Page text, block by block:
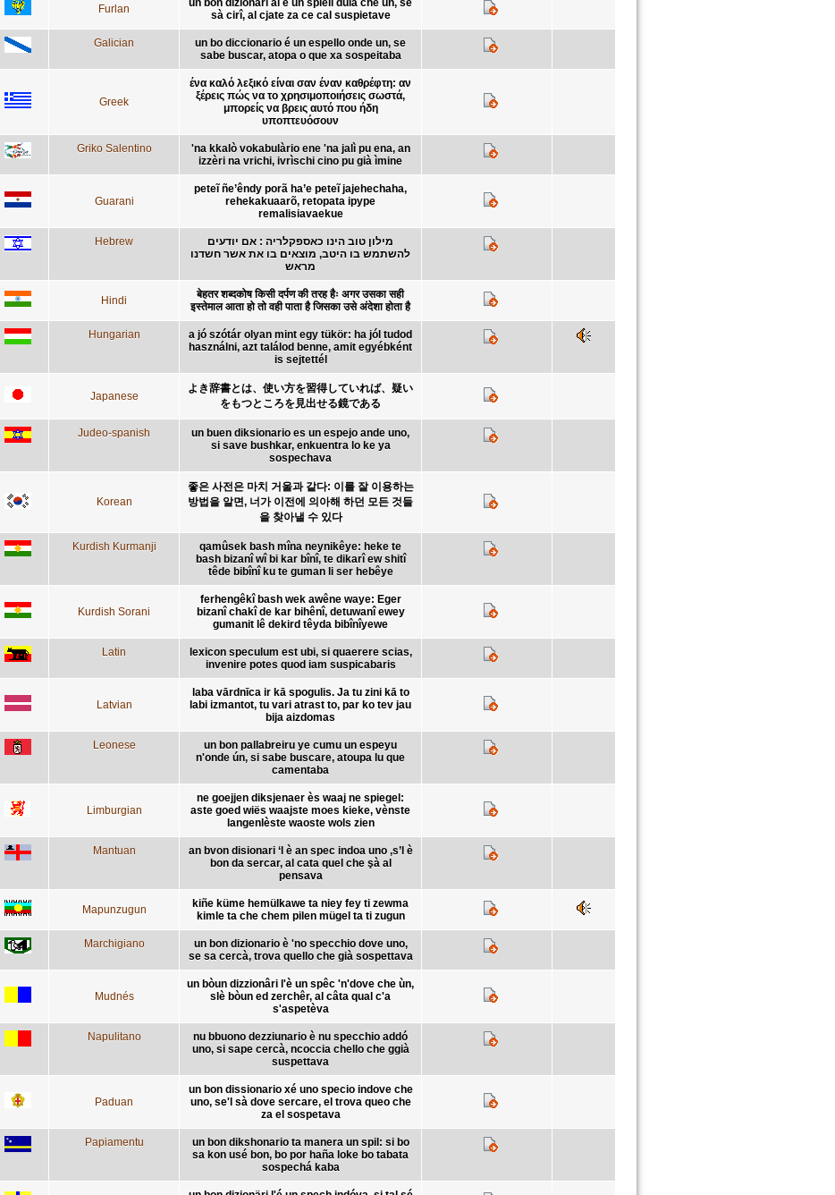
Furlan
sà cirî, al cjate za ce cal suspietave
Galician
un bo diccionario é un espello onde un, se
sabe buscar, atopa o que xa sospeitaba
Greek
ένα καλό λεξικό είναι σαν έναν καθρέφτη: αν
ξέρεις πώς να το χρησιμοποιήσεις σωστά,
μπορείς να βρεις αυτό που ήδη
υποπτευόσουν
Griko Salentino
'na kkalò vokabulàrio ene 'na jalì pu ena, an
izzèri na vrichi, ivrìschi cino pu già ìmine
Guarani
peteĩ ñe’êndy porã ha’e peteĩ jajehechaha,
rehekakuaarõ, retopata ipype
remalisiavaekue
Hebrew
מילון טוב הינו כאספקלריה : אם יודעים
להשתמש בו היטב, מוצאים בו את אשר חשדנו
מראש
Hindi
बेहतर शब्दकोष किसी दर्पण की तरह हैः अगर उसका सही
इस्तेमाल आता हो तो वही पाता है जिसका उसे अंदेशा होता है
Hungarian
a jó szótár olyan mint egy tükör: ha jól tudod
használni, azt találod benne, amit egyébként
is sejtettél
Japanese
よき辞書とは、使い方を習得していれば、疑い
をもつところを見出せる鏡である
Judeo-spanish
un buen diksionario es un espejo ande uno,
si save bushkar, enkuentra lo ke ya
sospechava
Korean
좋은 사전은 마치 거울과 같다: 이를 잘 이용하는
방법을 알면, 너가 이전에 의아해 하던 모든 것들
을 찾아낼 수 있다
Kurdish Kurmanji
qamûsek bash mîna neynikêye: heke te
bash bizanî wî bi kar bînî, te dikarî ew shitî
têde bibînî ku te guman li ser hebêye
Kurdish Sorani
ferhengêkî bash wek awêne waye: Eger
bizanî chakî de kar bihênî, detuwanî ewey
gumanit lê dekird têyda bibînîyewe
Latin
lexicon speculum est ubi, si quaerere scias,
invenire potes quod iam suspicabaris
Latvian
laba vārdnīca ir kā spogulis. Ja tu zini kā to
labi izmantot, tu vari atrast to, par ko tev jau
bija aizdomas
Leonese
un bon pallabreiru ye cumu un espeyu
n'onde ún, si sabe buscare, atoupa lu que
camentaba
Limburgian
ne goejjen diksjenaer ès waaj ne spiegel:
aste goed wiës waajste moes kieke, vènste
langenlèste waoste wols zien
Mantuan
an bvon disionari ‘l è an spec indoa uno ,s’l è
bon da sercar, al cata quel che şà al
pensava
Mapunzugun
kiñe küme hemülkawe ta niey fey ti zewma
kimle ta che chem pilen mügel ta ti zugun
Marchigiano
un bon dizionario è 'no specchio dove uno,
se sa cercà, trova quello che già sospettava
Mudnés
un bòun dizzionâri l'è un spêc 'n'dove che ùn,
slè bòun ed zerchêr, al câta qual c'a
s'aspetèva
Napulitano
nu bbuono dezziunario è nu specchio addó
uno, si sape cercà, ncoccia chello che ggià
suspettava
Paduan
un bon dissionario xé uno specio indove che
uno, se'l sà dove sercare, el trova queo che
za el sospetava
Papiamentu
un bon dikshonario ta manera un spil: si bo
sa kon usé bon, bo por haña loke bo tabata
sospechá kaba